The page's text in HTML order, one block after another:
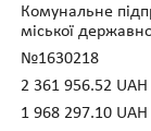
Комунальне
міської
№1630218
2 361 956.52
1 968 297.10